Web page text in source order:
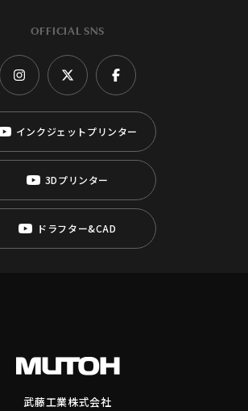
OFFICIAL SNS
インクジェットプリンター
3Dプリンター
ドラフター&CAD
武藤工業株式会社